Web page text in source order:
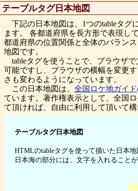
テーブルタグ日本地図
下記の日本地図は、1つのtableタグ
ます。 各都道府県を長方形で表現し
都道府県の位置関係と全体のバラン
地図です。
tableタグを使うことで、ブラウザ
可能ですし、ブラウザの横幅を変更
さも変わるようになっています。
この日本地図は、 全国ロケ地ガイド
ています。著作権表示として、全国
て頂ければ、自由に利用して頂いて構
テーブルタグ日本地図
HTMLのtableタグを使って描いた日本地
日本海の部分には、文字を入れることが